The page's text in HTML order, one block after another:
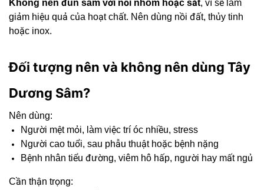
Không nên đun sâm với nồi nhôm hoặc sắt, vì sẽ làm
giảm hiệu quả của hoạt chất. Nên dùng nồi đất, thủy tinh
hoặc inox.
Đối tượng nên và không nên dùng Tây
Dương Sâm?
Nên dùng:
Người mệt mỏi, làm việc trí óc nhiều, stress
Người cao tuổi, sau phẫu thuật hoặc bệnh nặng
Bệnh nhân tiểu đường, viêm hô hấp, người hay mất ngủ
Cần thận trọng: